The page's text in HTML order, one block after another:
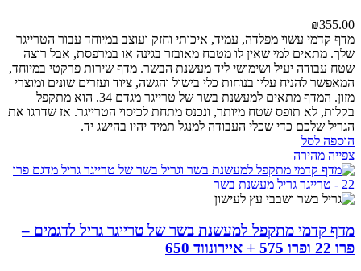
₪355.00
מדף קדמי עשוי מפלדה, עמיד, איכותי וחזק ועוצב במיוחד עבור הטרייגר
שלך. מתאים למי שאין לו מטבח מאובזר בגינה או במרפסת, אבל רוצה
שטח עבודה יעיל ושימושי ליד מעשנת הבשר. מדף שירות פרקטי במיוחד,
המאפשר להניח עליו בנוחות כלי בישול והגשה, ציוד ועזרים שונים ומוצרי
מזון. המדף מתאים למעשנת בשר של טרייגר מגדם 34. הוא מתקפל
בקלות, לא תופס שטח מיותר, ונכנס מתחת לכיסוי הטרייגר. אז שדרגו את
הגריל שלכם כדי שכלי העבודה למנגל תמיד יהיו בהישג יד.
הוספה לסל
צפייה מהירה
מדף קדמי מתקפל למעשנת בשר של טרייגר גריל לדגמים –
פרו 22 ופרו 575 + איירונווד 650